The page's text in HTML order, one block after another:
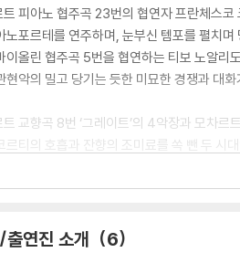
피아노 협주곡 23번의 협연자 프란체스
노포르테를 연주하며, 눈부신 템포를 펼치
이올린 협주곡 5번을 협연하는 티보 노알리
현악의 밀고 당기는 듯한 미묘한 경쟁과 대
교향곡 8번 ‘그레이트’의 4악장과 모차
르티의 호흡과 잔향의 조미료를 쏙 뺀 두 시
, PCM스테레오와 DTS-HD 마스터 오디오
루레이, 3D 블루레이 재생 관련 안내
연진 소개 6